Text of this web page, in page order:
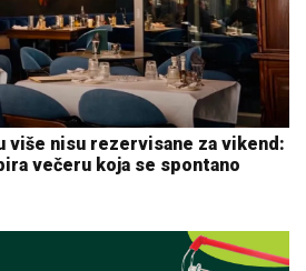
više nisu rezervisane za vikend:
večeru koja se spontano